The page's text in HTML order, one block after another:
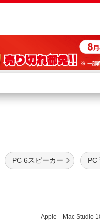
PC 6スピーカー PC
Apple Mac Studio